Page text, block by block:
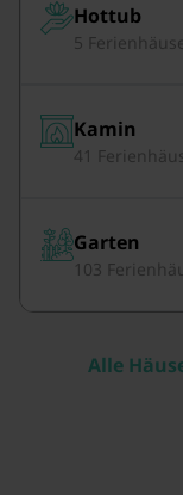
Hottub
5
Kamin
41
Garten
103
Alle